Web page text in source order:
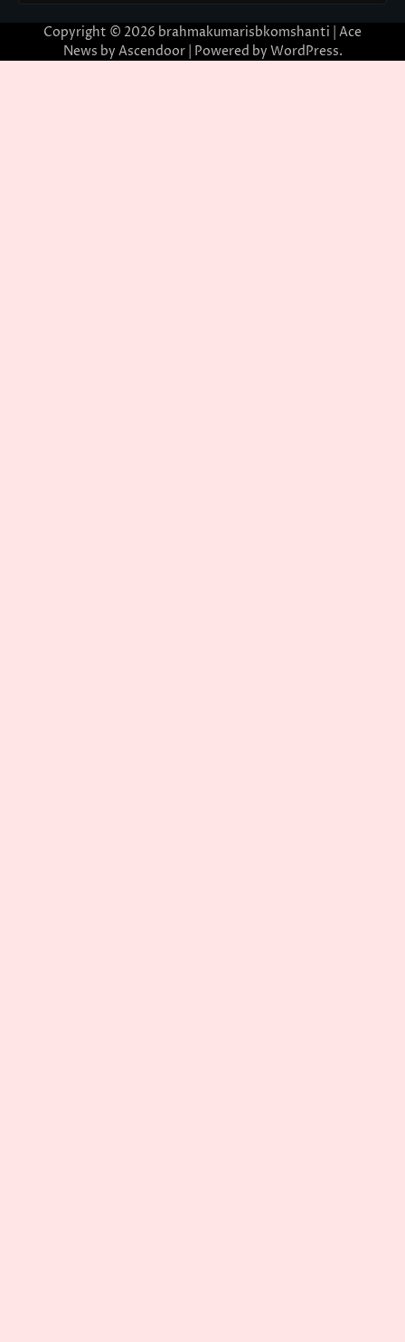
Copyright © 2026 brahmakumarisbkomshanti | Ace
News by Ascendoor| Powered by WordPress.